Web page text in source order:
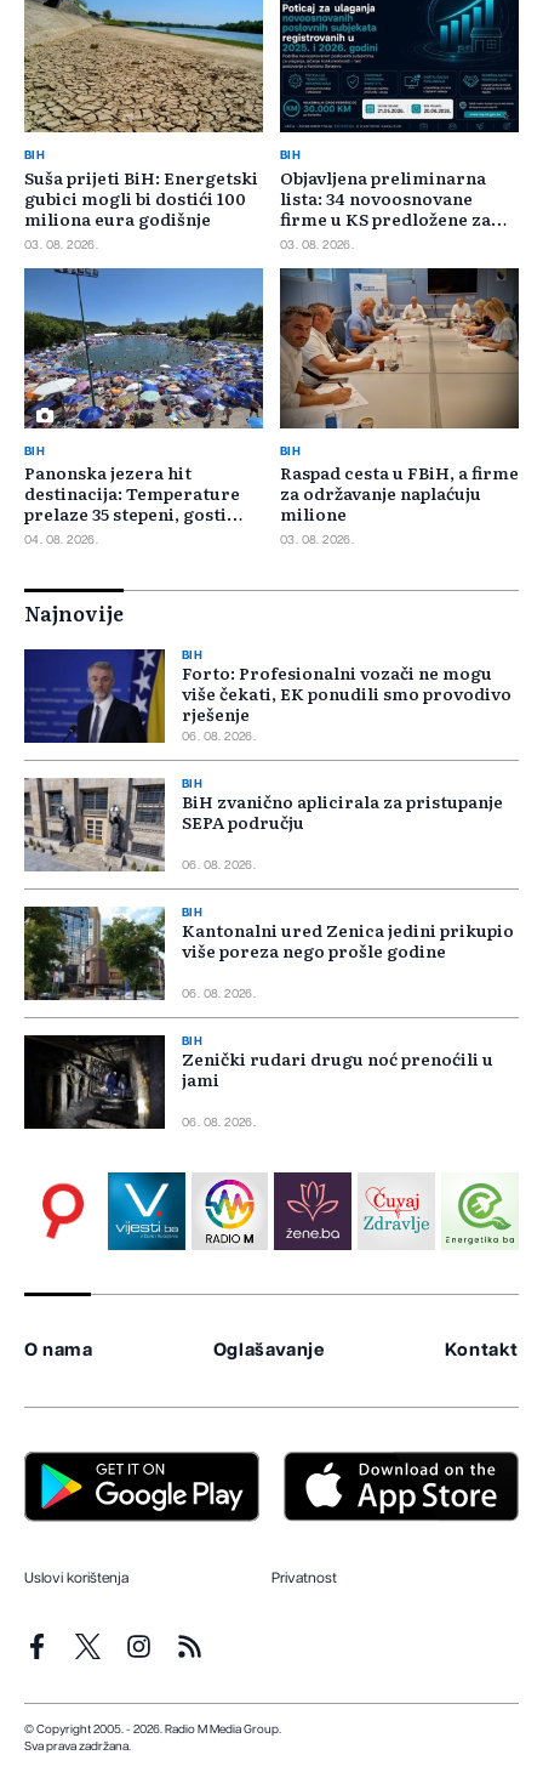
BIH
Suša prijeti BiH: Energetski
gubici mogli bi dostići 100
miliona eura godišnje
03. 08. 2026.
BIH
Objavljena preliminarna
lista: 34 novoosnovane
firme u KS predložene za
400.000 KM poticaja
03. 08. 2026.
BIH
Panonska jezera hit
destinacija: Temperature
prelaze 35 stepeni, gosti
pristižu iz cijele regije
04. 08. 2026.
BIH
Raspad cesta u FBiH, a firme
za održavanje naplaćuju
milione
03. 08. 2026.
Najnovije
BIH
Forto: Profesionalni vozači ne mogu
više čekati, EK ponudili smo provodivo
rješenje
06. 08. 2026.
BIH
BiH zvanično aplicirala za pristupanje
SEPA području
06. 08. 2026.
BIH
Kantonalni ured Zenica jedini prikupio
više poreza nego prošle godine
06. 08. 2026.
BIH
Zenički rudari drugu noć prenoćili u
jami
06. 08. 2026.
O nama Oglašavanje Kontakt
Uslovi korištenja Privatnost
© Copyright 2005. - 2026. Radio M Media Group.
Sva prava zadržana.